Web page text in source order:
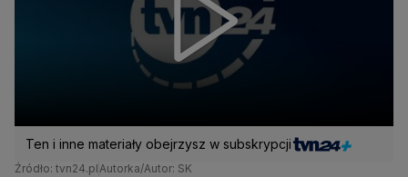
Ten i inne materiały obejrzysz w subskrypcji
Źródło: tvn24.plAutorka/Autor: SK